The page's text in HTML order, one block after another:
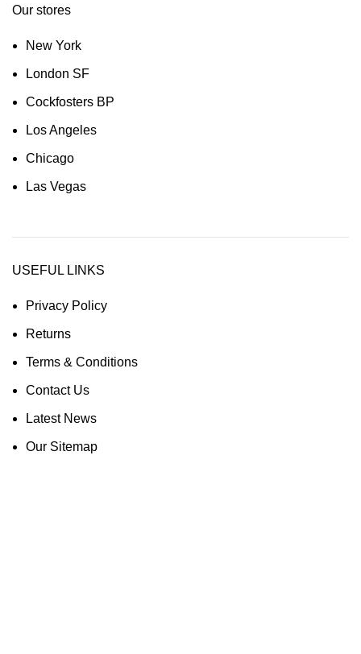
Our stores
New York
London SF
Cockfosters BP
Los Angeles
Chicago
Las Vegas
USEFUL LINKS
Privacy Policy
Returns
Terms & Conditions
Contact Us
Latest News
Our Sitemap